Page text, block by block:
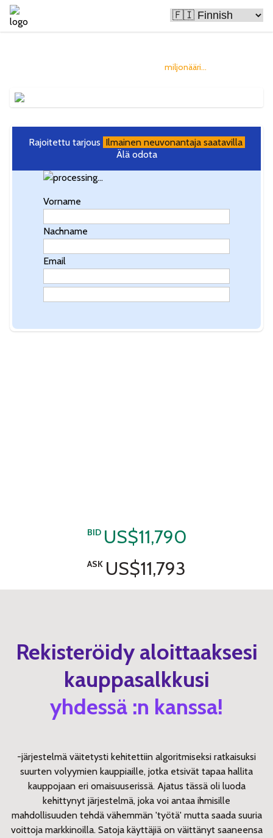
miljonääri...
Rajoitettu tarjous Ilmainen neuvonantaja saatavilla
Älä odota
Vorname
Nachname
Email
BID US$11,790
ASK US$11,793
Rekisteröidy aloittaaksesi
kauppasalkkusi
yhdessä :n kanssa!
-järjestelmä väitetysti kehitettiin algoritmiseksi ratkaisuksi
suurten volyymien kauppiaille, jotka etsivät tapaa hallita
kauppojaan eri omaisuuserissä. Ajatus tässä oli luoda
kehittynyt järjestelmä, joka voi antaa ihmisille
mahdollisuuden tehdä vähemmän 'työtä' mutta saada suuria
voittoja markkinoilla. Satoja käyttäjiä on väittänyt saaneensa